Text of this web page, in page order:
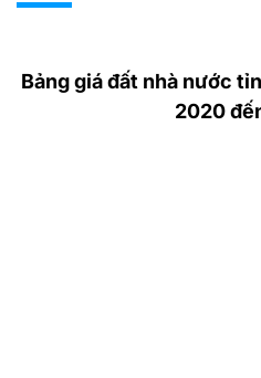
Bảng giá đất nhà nước
2020